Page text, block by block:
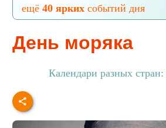
ещё 40 ярких событий дня
День моряка
Календари разных стран: